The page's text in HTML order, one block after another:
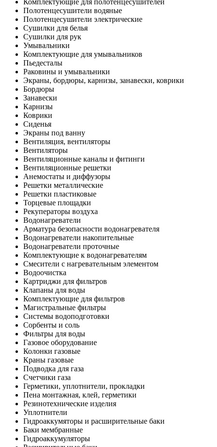
Комплектующие для полотенцесушителей
Полотенцесушители водяные
Полотенцесушители электрические
Сушилки для белья
Сушилки для рук
Умывальники
Комплектующие для умывальников
Пьедесталы
Раковины и умывальники
Экраны, бордюры, карнизы, занавески, коврики
Бордюры
Занавески
Карнизы
Коврики
Сиденья
Экраны под ванну
Вентиляция, вентиляторы
Вентиляторы
Вентиляционные каналы и фитинги
Вентиляционные решетки
Анемостаты и диффузоры
Решетки металлические
Решетки пластиковые
Торцевые площадки
Рекуператоры воздуха
Водонагреватели
Арматура безопасности водонагревателя
Водонагреватели накопительные
Водонагреватели проточные
Комплектующие к водонагревателям
Смесители с нагревательным элементом
Водоочистка
Картриджи для фильтров
Клапаны для воды
Комплектующие для фильтров
Магистральные фильтры
Системы водоподготовки
Сорбенты и соль
Фильтры для воды
Газовое оборудование
Колонки газовые
Краны газовые
Подводка для газа
Счетчики газа
Герметики, уплотнители, прокладки
Пена монтажная, клей, герметики
Резинотехнические изделия
Уплотнители
Гидроаккумяторы и расширительные баки
Баки мембранные
Гидроаккумуляторы